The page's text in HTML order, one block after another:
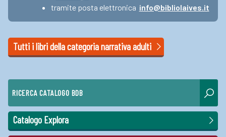
tramite posta elettronica info@bibliolaives.it
Tutti i libri della categoria narrativa adulti
RICERCA CATALOGO BDB
Catalogo Explora